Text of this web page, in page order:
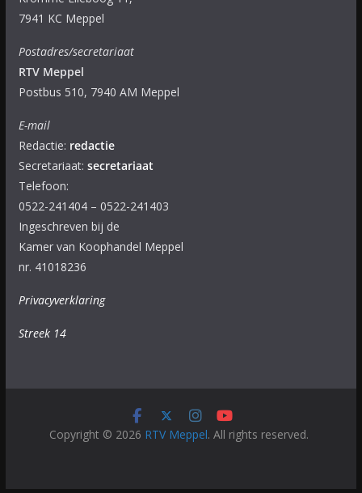
7941 KC Meppel
Postadres/secretariaat
RTV Meppel
Postbus 510, 7940 AM Meppel
E-mail
Redactie: redactie
Secretariaat: secretariaat
Telefoon:
0522-241404 – 0522-241403
Ingeschreven bij de
Kamer van Koophandel Meppel
nr. 41018236
Privacyverklaring
Streek 14
Copyright © 2026 RTV Meppel. All rights reserved.